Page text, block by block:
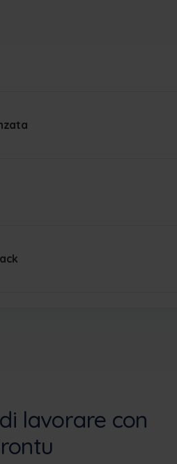
lavorare con